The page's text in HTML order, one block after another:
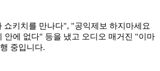
쇼키치를 만나다", "공익제보 하지마세요
안에 없다" 등을 냈고 오디오 매거진 "이마
중입니다.